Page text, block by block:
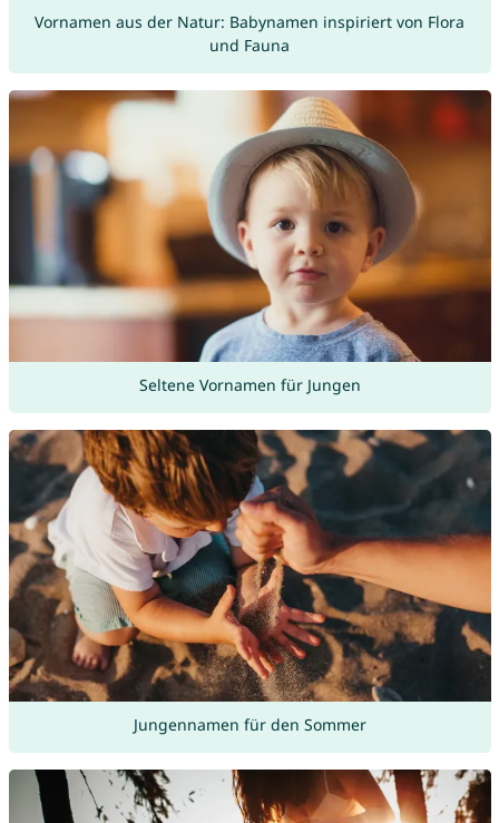
Vornamen aus der Natur: Babynamen inspiriert von Flora
und Fauna
Seltene Vornamen für Jungen
Jungennamen für den Sommer